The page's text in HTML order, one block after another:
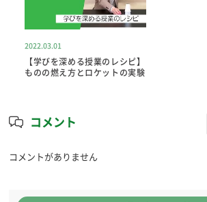
2022.03.01
【学びを深める授業のレシピ】
ものの燃え方とロケットの実験
コメント
コメントがありません